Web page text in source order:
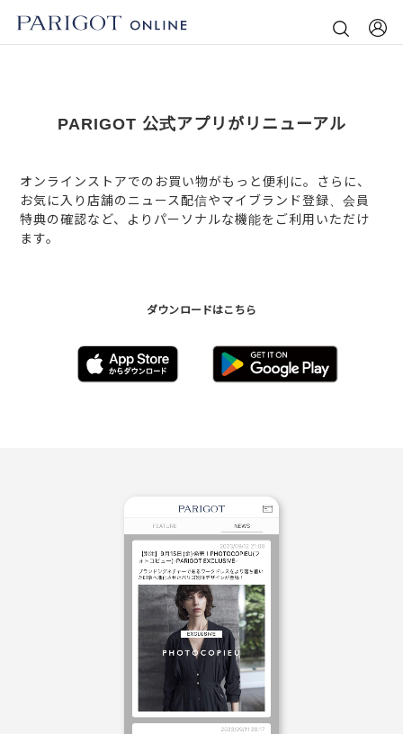
PARIGOT 公式アプリがリニューアル
オンラインストアでのお買い物がもっと便利に。さらに、
お気に入り店舗のニュース配信やマイブランド登録、会員
特典の確認など、よりパーソナルな機能をご利用いただけ
ます。
ダウンロードはこちら